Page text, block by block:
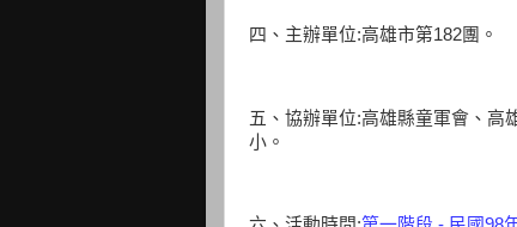
四、主辦單位:高雄市第182團。
五、協辦單位:高雄縣童軍會、高
小。